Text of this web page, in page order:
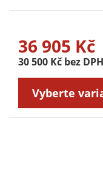
36 905 Kč
30 500 Kč bez DPH
Vyberte